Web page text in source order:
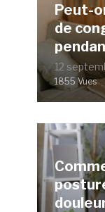
Peut-
de
12
1855 Vues